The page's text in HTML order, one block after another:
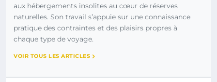
aux hébergements insolites au cœur de réserves
naturelles. Son travail s’appuie sur une connaissance
pratique des contraintes et des plaisirs propres à
chaque type de voyage.
VOIR TOUS LES ARTICLES